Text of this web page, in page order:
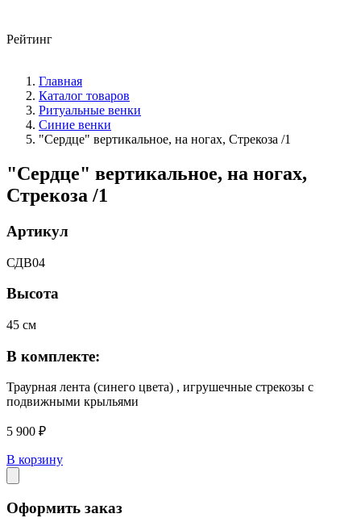
Рейтинг
Главная
Каталог товаров
Ритуальные венки
Синие венки
"Сердце" вертикальное, на ногах, Стрекоза /1
"Сердце" вертикальное, на ногах,
Стрекоза /1
Артикул
СДВ04
Высота
45 см
В комплекте:
Траурная лента (синего цвета) , игрушечные стрекозы с
подвижными крыльями
5 900 ₽
В корзину
Оформить заказ